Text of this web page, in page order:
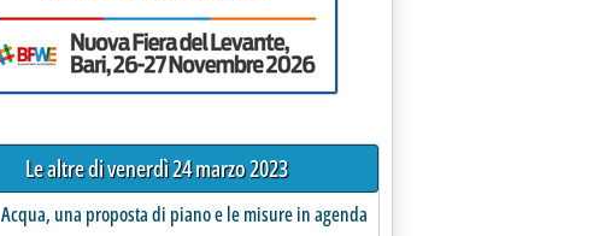
Le altre di venerdì 24 marzo 2023
Acqua, una proposta di piano e le misure in agenda